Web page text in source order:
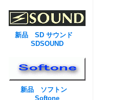
新品 SD サウンド
SDSOUND
新品 ソフトン
Softone